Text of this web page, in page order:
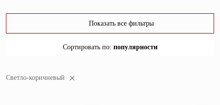
Показать все фильтры
Сортировать по: популярности
Светло-коричневый